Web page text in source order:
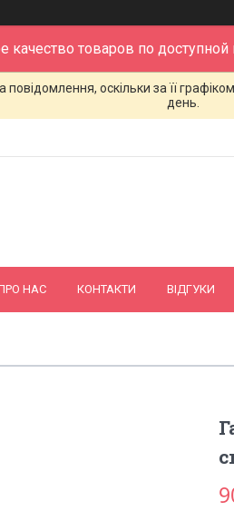
качество товаров по доступной
оскільки за її
день.
НАС КОНТАКТИ ВІДГУКИ